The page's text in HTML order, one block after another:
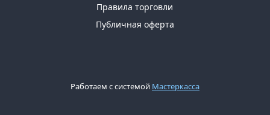
Правила торговли
Публичная оферта
Работаем с системой Мастеркасса